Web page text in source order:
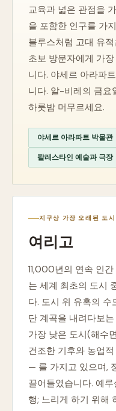
교육과 넓은 관점을
을 포함한 인구를 가
블루스처럼 고대 유적
초보 방문자에게 가장
니다. 야세르 아라파
니다. 알-비레의 금요
하룻밤 머무르세요.
야세르 아라파트 박물관
팔레스타인 예술과 극장
지구상 가장 오래된 도시
여리고
11,000년의 연속 인
는 세계 최초의 도시
다. 도시 위 유혹의 수
단 계곡을 내려다보는
가장 낮은 도시(해수
건조한 기후와 농업
— 를 가지고 있으며,
끌어들였습니다. 예루
행; 느리게 하기 위해